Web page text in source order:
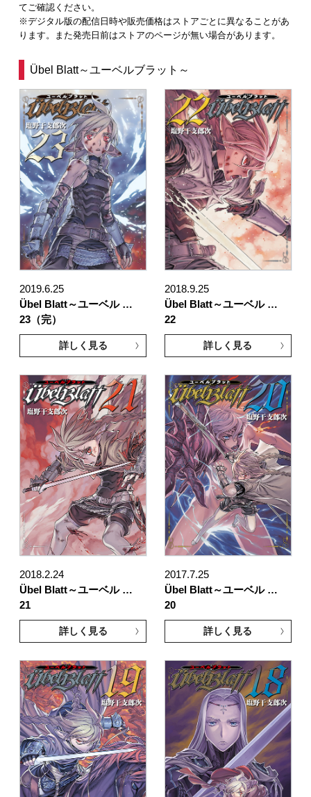
てご確認ください。
※デジタル版の配信日時や販売価格はストアごとに異なることがあ
ります。また発売日前はストアのページが無い場合があります。
Übel Blatt～ユーベルブラット～
2019.6.25
Übel Blatt～ユーベル …
23（完）
詳しく見る
2018.9.25
Übel Blatt～ユーベル …
22
詳しく見る
2018.2.24
Übel Blatt～ユーベル …
21
詳しく見る
2017.7.25
Übel Blatt～ユーベル …
20
詳しく見る